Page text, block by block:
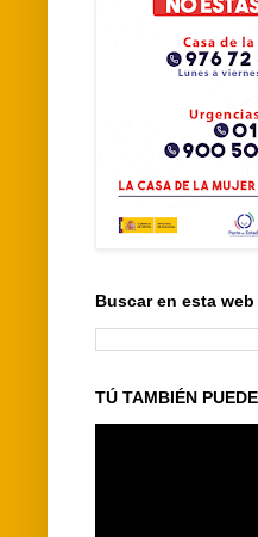
Buscar en esta web
TÚ TAMBIÉN